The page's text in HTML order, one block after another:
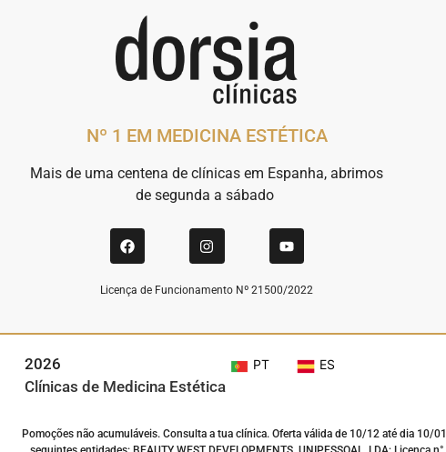
Nº 1 EM MEDICINA ESTÉTICA
Mais de uma centena de clínicas em Espanha, abrimos
de segunda a sábado
Licença de Funcionamento Nº 21500/2022
2026
Clínicas de Medicina Estética
PT ES
Pomoções não acumuláveis. Consulta a tua clínica. Oferta válida de 10/12 até dia 10/